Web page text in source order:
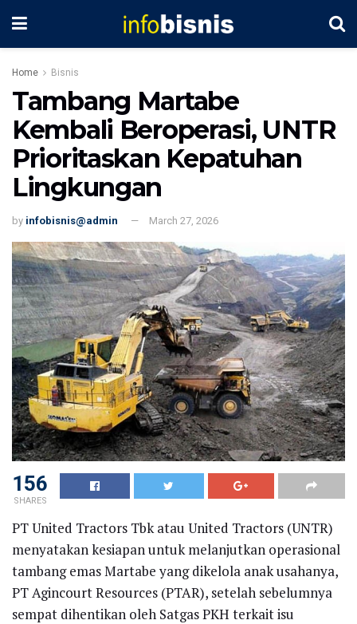
Home Bisnis
Tambang Martabe
Kembali Beroperasi, UNTR
Prioritaskan Kepatuhan
Lingkungan
by infobisnis@admin March 27, 2026
156
SHARES
PT United Tractors Tbk atau United Tractors (UNTR)
menyatakan kesiapan untuk melanjutkan operasional
tambang emas Martabe yang dikelola anak usahanya,
PT Agincourt Resources (PTAR), setelah sebelumnya
sempat dihentikan oleh Satgas PKH terkait isu